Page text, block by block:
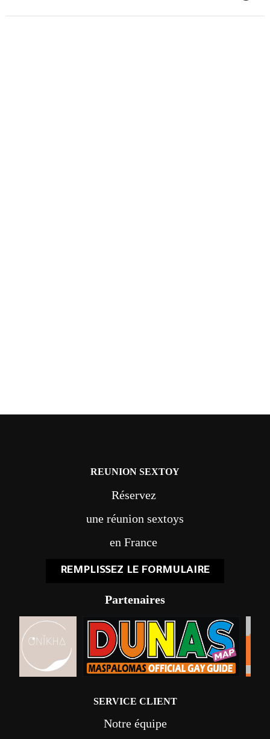
REUNION SEXTOY
Réservez
une réunion sextoys
en France
REMPLISSEZ LE FORMULAIRE
Partenaires
SERVICE CLIENT
Notre équipe